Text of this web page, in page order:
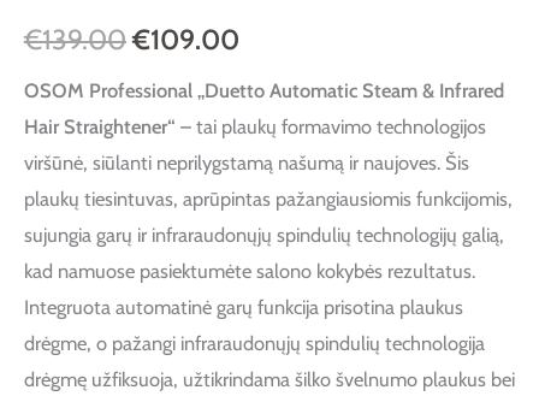
€139.00€109.00
OSOM Professional „Duetto Automatic Steam & Infrared
Hair Straightener“ – tai plaukų formavimo technologijos
viršūnė, siūlanti neprilygstamą našumą ir naujoves. Šis
plaukų tiesintuvas, aprūpintas pažangiausiomis funkcijomis,
sujungia garų ir infraraudonųjų spindulių technologijų galią,
kad namuose pasiektumėte salono kokybės rezultatus.
Integruota automatinė garų funkcija prisotina plaukus
drėgme, o pažangi infraraudonųjų spindulių technologija
drėgmę užfiksuoja, užtikrindama šilko švelnumo plaukus bei